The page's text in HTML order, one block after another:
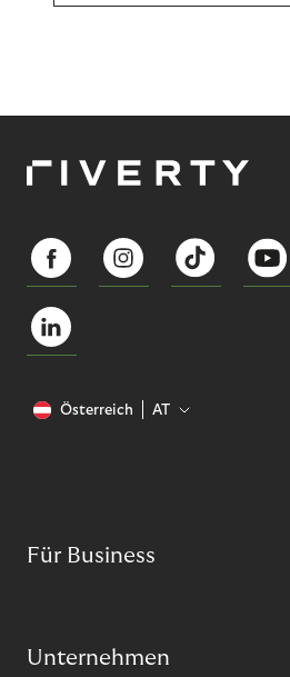
Österreich AT
Für Business
Unternehmen